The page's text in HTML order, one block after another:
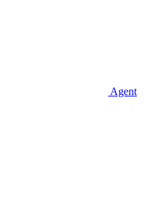
Agent